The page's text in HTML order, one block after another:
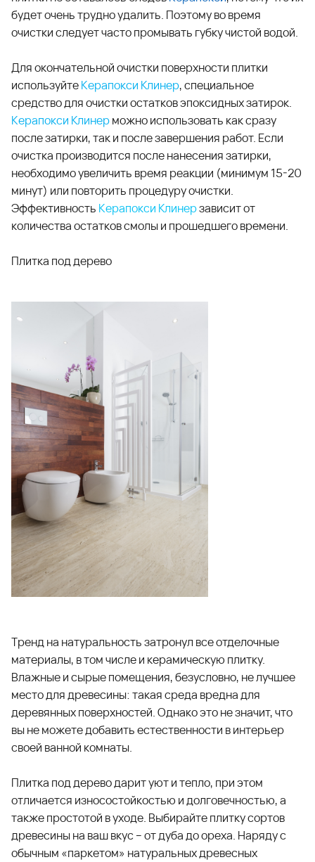
будет очень трудно удалить. Поэтому во время
очистки следует часто промывать губку чистой водой.
Для окончательной очистки поверхности плитки
используйтеКерапокси Клинер, специальное
средство для очистки остатков эпоксидных затирок.
Керапокси Клинерможно использовать как сразу
после затирки, так и после завершения работ. Если
очистка производится после нанесения затирки,
необходимо увеличить время реакции (минимум 15-20
минут) или повторить процедуру очистки.
Эффективность Керапокси Клинерзависит от
количества остатков смолы и прошедшего времени.
Плитка под дерево
Тренд на натуральность затронул все отделочные
материалы, в том числе и керамическую плитку.
Влажные и сырые помещения, безусловно, не лучшее
место для древесины: такая среда вредна для
деревянных поверхностей. Однако это не значит, что
вы не можете добавить естественности в интерьер
своей ванной комнаты.
Плитка под дерево дарит уют и тепло, при этом
отличается износостойкостью и долговечностью, а
также простотой в уходе. Выбирайте плитку сортов
древесины на ваш вкус – от дуба до ореха. Наряду с
обычным «паркетом» натуральных древесных